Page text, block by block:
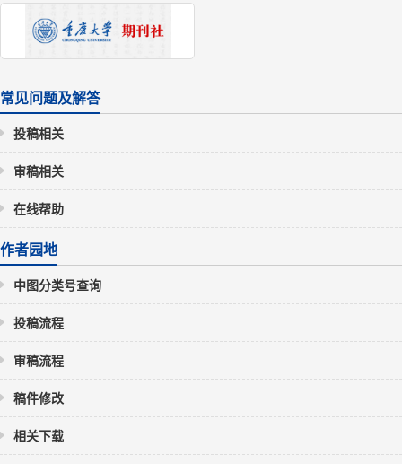
常见问题及解答
投稿相关
审稿相关
在线帮助
作者园地
中图分类号查询
投稿流程
审稿流程
稿件修改
相关下载